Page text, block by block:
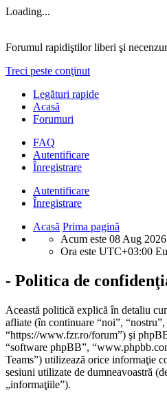
Loading...
Forumul rapidiştilor liberi şi
Treci peste conţinut
Legături rapide
Acasă
Forumuri
FAQ
Autentificare
Înregistrare
Autentificare
Înregistrare
Acasă Prima pagină
Acum este 08 Aug 2026
Ora este UTC+03:00
- Politica de
Această politică explică în detaliu
afliate (în continuare “noi”, “nostru”,
“https://www.fzr.ro/forum”) şi
“software phpBB”,
Teams”) utilizează orice informaţie
sesiuni utilizate de dumneavoastră
„informaţiile”).